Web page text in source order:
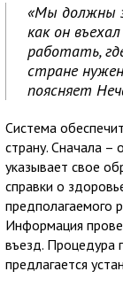
«Мы должны
как он
работать,
стране
поясняет
Система
страну. Сначала –
указывает свое
справки о
предполагаемого
Информация
въезд. Процедура
предлагается